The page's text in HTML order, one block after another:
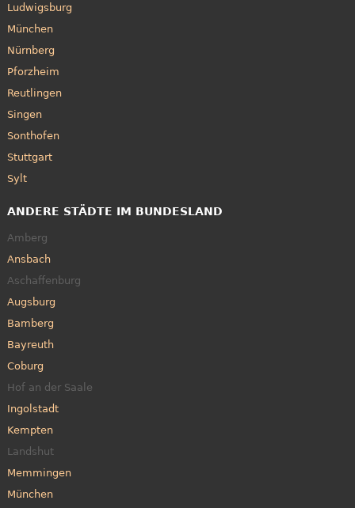
Ludwigsburg
München
Nürnberg
Pforzheim
Reutlingen
Singen
Sonthofen
Stuttgart
Sylt
ANDERE STÄDTE IM BUNDESLAND
Amberg
Ansbach
Aschaffenburg
Augsburg
Bamberg
Bayreuth
Coburg
Hof an der Saale
Ingolstadt
Kempten
Landshut
Memmingen
München